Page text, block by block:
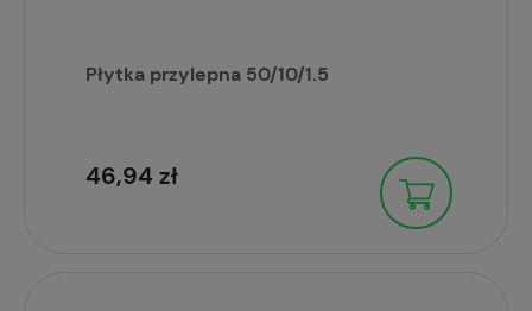
Płytka przylepna 50/10/1.5
46,94 zł